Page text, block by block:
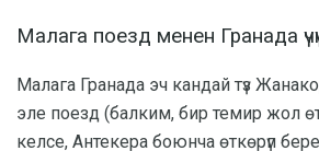
Малага поезд менен Гранада
Малага Гранада эч кандай түз
эле поезд (балким, бир темир жол
келсе, Антекера боюнча өткөрүп